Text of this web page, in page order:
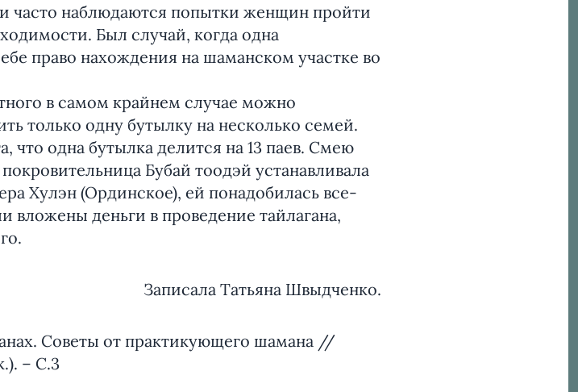
часто наблюдаются попытки женщин пройти
Был случай, когда одна
право нахождения на шаманском участке во
в самом крайнем случае можно
только одну бутылку на несколько семей.
что одна бутылка делится на 13 паев. Смею
Бубай тоодэй устанавливала
Хулэн (Ординское), ей понадобилась все-
вложены деньги в проведение тайлагана,
Записала Татьяна Швыдченко.
Советы от практикующего шамана //
– С.3